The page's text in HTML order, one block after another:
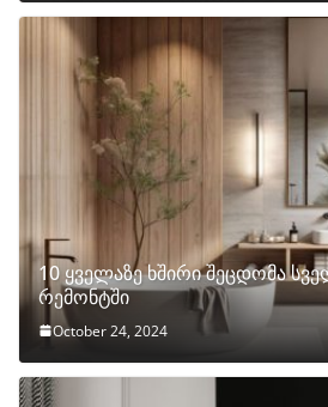
10 ყველაზე ხშირი შეცდომა
რემონტში
October 24, 2024